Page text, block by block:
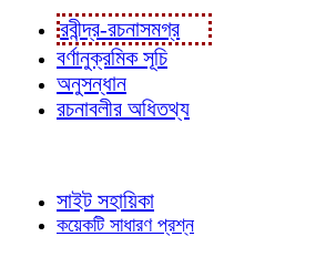
রবীন্দ্র-রচনাসমগ্র
বর্ণানুক্রমিক সূচি
অনুসন্ধান
রচনাবলীর অধিতথ্য
সাইট সহায়িকা
কয়েকটি সাধারণ প্রশ্ন